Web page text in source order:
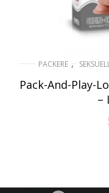
PACKERE ,
Pack-And-Play-
–